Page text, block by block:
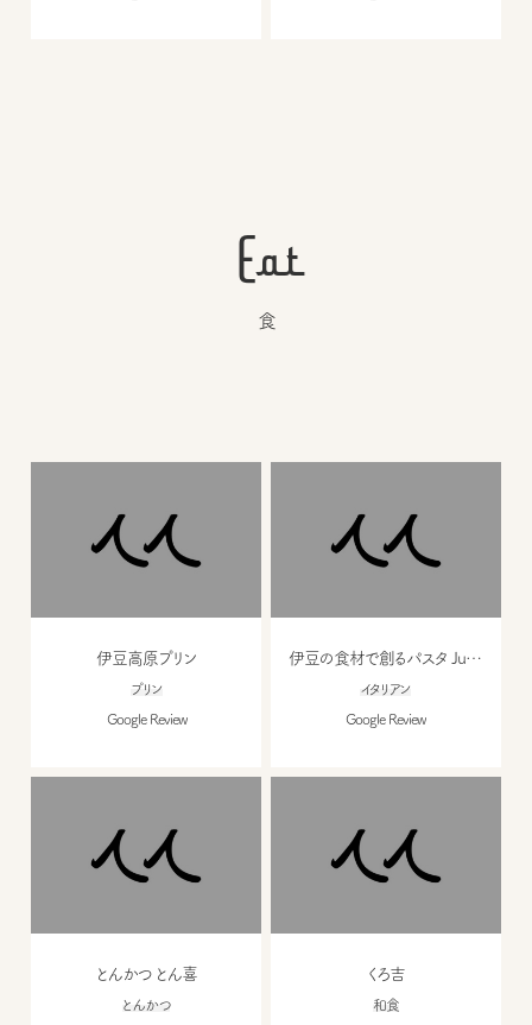
Eat
食
伊豆高原プリン
プリン
Google Review
伊豆の食材で創るパスタ Jupiter
イタリアン
Google Review
とんかつ とん喜
とんかつ
くろ吉
和食